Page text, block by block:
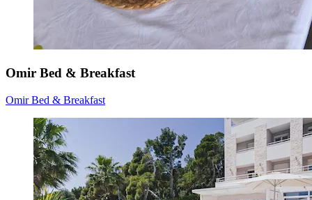
Omir Bed & Breakfast
Omir Bed & Breakfast